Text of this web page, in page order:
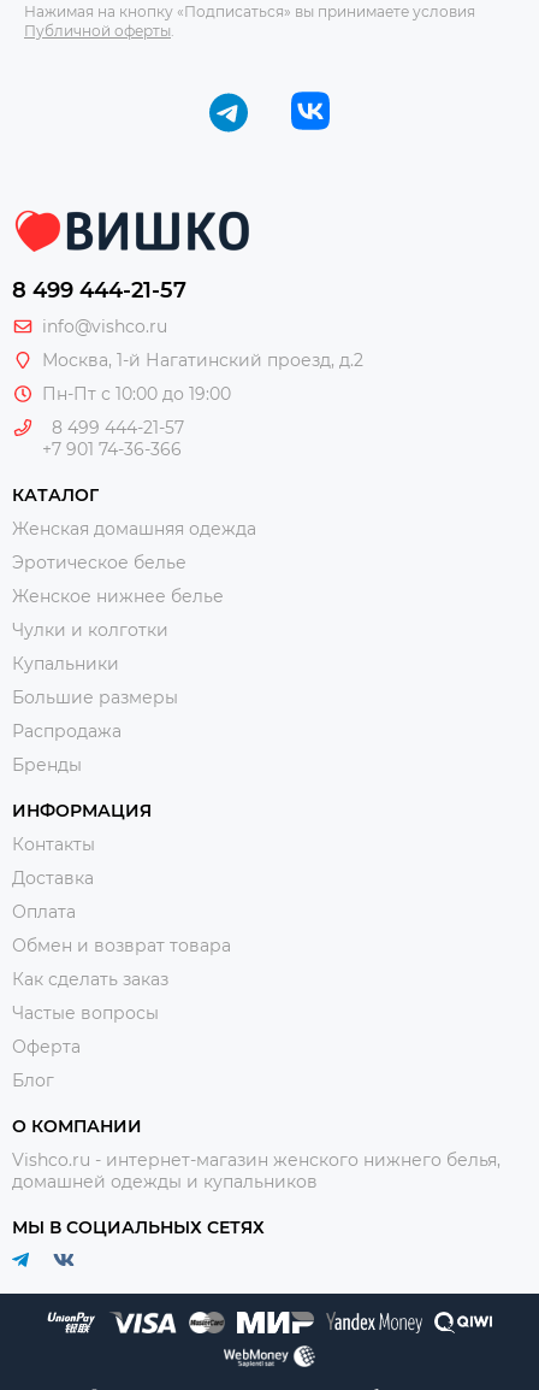
Нажимая на кнопку «Подписаться» вы принимаете условия
Публичной оферты
8 499 444-21-57
info@vishco.ru
Москва, 1-й Нагатинский проезд, д.2
Пн-Пт с 10:00 до 19:00
8 499 444-21-57
+7 901 74-36-366
КАТАЛОГ
Женская домашняя одежда
Эротическое белье
Женское нижнее белье
Чулки и колготки
Купальники
Большие размеры
Распродажа
Бренды
ИНФОРМАЦИЯ
Контакты
Доставка
Оплата
Обмен и возврат товара
Как сделать заказ
Частые вопросы
Оферта
Блог
О КОМПАНИИ
Vishco.ru - интернет-магазин женского нижнего белья,
домашней одежды и купальников
МЫ В СОЦИАЛЬНЫХ СЕТЯХ